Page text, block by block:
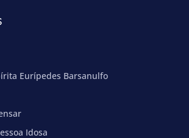
Eurípedes Barsanulfo
Idosa